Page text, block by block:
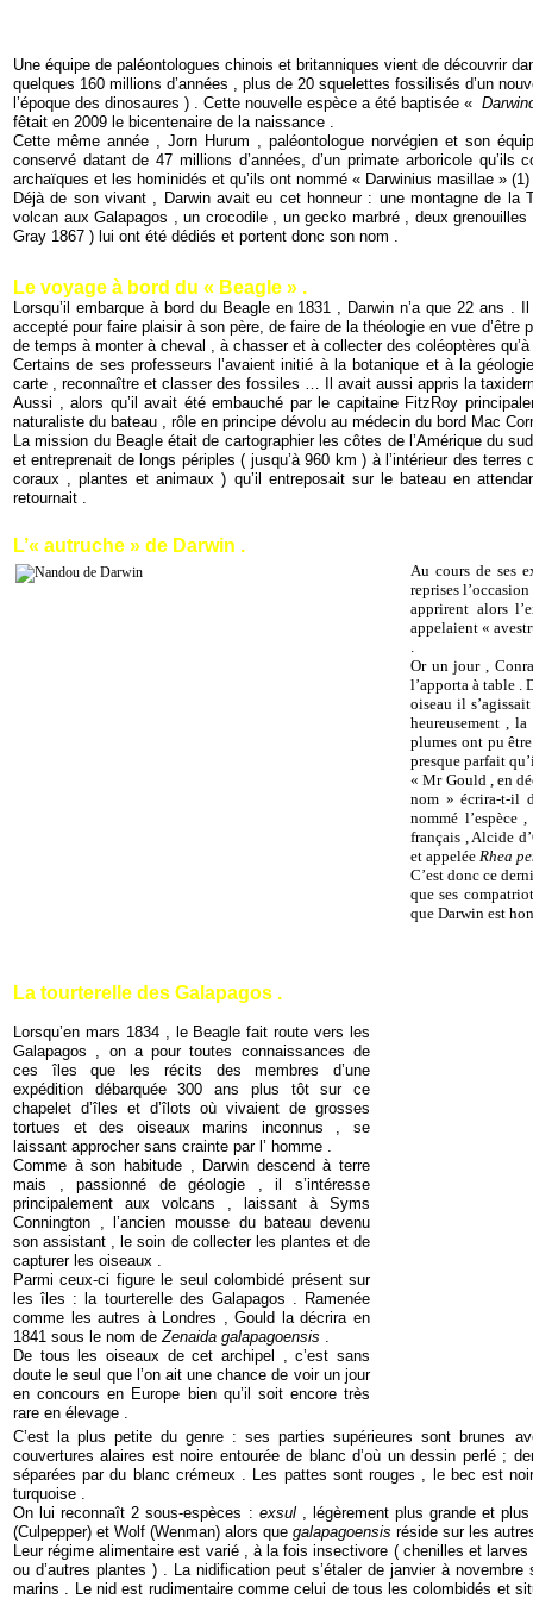
Une équipe de paléontologues chinois et britanniques vient de découvrir
quelques 160 millions d’années , plus de 20 squelettes fossilisés d’un
l’époque des dinosaures ) . Cette nouvelle espèce a été baptisée «
fêtait en 2009 le bicentenaire de la naissance .
Cette même année , Jorn Hurum , paléontologue norvégien et son
conservé datant de 47 millions d’années, d’un primate arboricole
archaïques et les hominidés et qu’ils ont nommé « Darwinius masillae »
Déjà de son vivant , Darwin avait eu cet honneur : une montagne de
volcan aux Galapagos , un crocodile , un gecko marbré , deux
Gray 1867 ) lui ont été dédiés et portent donc son nom .
Le voyage à bord du « Beagle » .
Lorsqu’il embarque à bord du Beagle en 1831 , Darwin n’a que 22 ans
accepté pour faire plaisir à son père, de faire de la théologie en vue
de temps à monter à cheval , à chasser et à collecter des coléoptères
Certains de ses professeurs l’avaient initié à la botanique et à la
carte , reconnaître et classer des fossiles … Il avait aussi appris la
Aussi , alors qu’il avait été embauché par le capitaine FitzRoy
naturaliste du bateau , rôle en principe dévolu au médecin du bord Mac
La mission du Beagle était de cartographier les côtes de l’Amérique du
et entreprenait de longs périples ( jusqu’à 960 km ) à l’intérieur des
coraux , plantes et animaux ) qu’il entreposait sur le bateau en
retournait .
L’« autruche » de Darwin .
Au cours de ses
reprises
apprirent alors
appelaient «
.
Or un jour ,
l’apporta à table .
oiseau il
heureusement ,
plumes ont pu
presque parfait
« Mr Gould , en
nom » écrira-t-il
nommé l’espèce ,
français , Alcide
et appelée Rhea
C’est donc ce
que ses
que Darwin est
La tourterelle des Galapagos .
Lorsqu’en mars 1834 , le Beagle fait route vers les
Galapagos , on a pour toutes connaissances de
ces îles que les récits des membres d’une
expédition débarquée 300 ans plus tôt sur ce
chapelet d’îles et d’îlots où vivaient de grosses
tortues et des oiseaux marins inconnus , se
laissant approcher sans crainte par l’ homme .
Comme à son habitude , Darwin descend à terre
mais , passionné de géologie , il s’intéresse
principalement aux volcans , laissant à Syms
Connington , l’ancien mousse du bateau devenu
son assistant , le soin de collecter les plantes et de
capturer les oiseaux .
Parmi ceux-ci figure le seul colombidé présent sur
les îles : la tourterelle des Galapagos . Ramenée
comme les autres à Londres , Gould la décrira en
1841 sous le nom deZenaida galapagoensis .
De tous les oiseaux de cet archipel , c’est sans
doute le seul que l’on ait une chance de voir un jour
en concours en Europe bien qu’il soit encore très
rare en élevage .
C’est la plus petite du genre : ses parties supérieures sont brunes
couvertures alaires est noire entourée de blanc d’où un dessin perlé ;
séparées par du blanc crémeux . Les pattes sont rouges , le bec est
turquoise .
On lui reconnaît 2 sous-espèces : exsul, légèrement plus grande et
(Culpepper) et Wolf (Wenman) alors que galapagoensis réside sur les
Leur régime alimentaire est varié , à la fois insectivore ( chenilles et
ou d’autres plantes ) . La nidification peut s’étaler de janvier à
marins . Le nid est rudimentaire comme celui de tous les colombidés et